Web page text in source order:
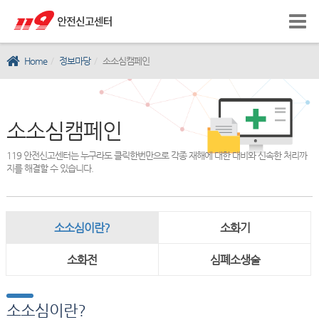
Home 정보마당 소소심캠페인
소소심캠페인
119 안전신고센터는 누구라도 클릭한번만으로 각종 재해에 대한 대비와 신속한 처리까
지를 해결할 수 있습니다.
소소심이란? 소화기
소화전 심폐소생술
소소심이란?